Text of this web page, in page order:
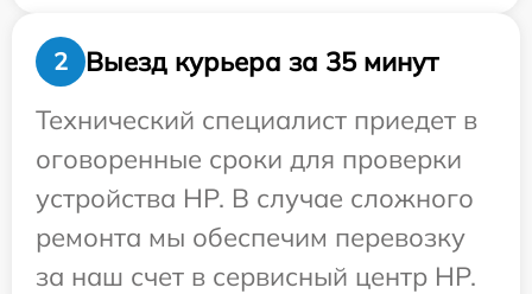
2
Выезд курьера за 35 минут
Технический специалист приедет в
оговоренные сроки для проверки
устройства HP. В случае сложного
ремонта мы обеспечим перевозку
за наш счет в сервисный центр HP.